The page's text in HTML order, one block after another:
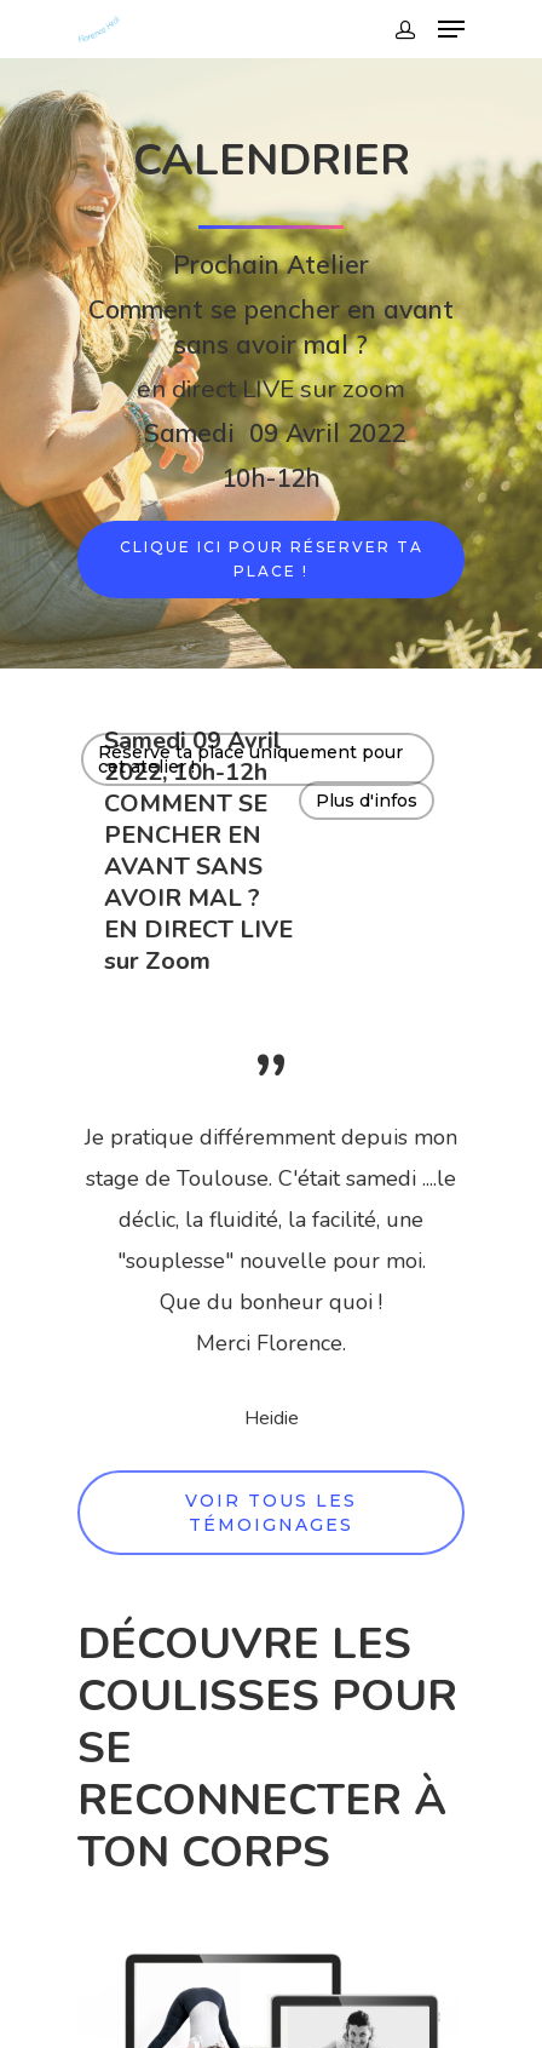
Hit enter to search or ESC to close
CALENDRIER
Prochain Atelier
Comment se pencher en avant
sans avoir mal ?
en direct LIVE sur zoom
Samedi 09 Avril 2022
10h-12h
CLIQUE ICI POUR RÉSERVER TA
PLACE !
Samedi 09 Avril
2022, 10h-12h
COMMENT SE
PENCHER EN
AVANT SANS
AVOIR MAL ?
EN DIRECT LIVE
sur Zoom
Réserve ta place uniquement pour
cet atelier !
Plus d'infos
”
Je pratique différemment depuis mon
stage de Toulouse. C'était samedi ....le
déclic, la fluidité, la facilité, une
"souplesse" nouvelle pour moi.
Que du bonheur quoi !
Merci Florence.
Heidie
VOIR TOUS LES
TÉMOIGNAGES
DÉCOUVRE LES
COULISSES POUR
SE
RECONNECTER À
TON CORPS
A PROPOS
INDIVIDUEL
INVITE-MOI
EN LIGNE